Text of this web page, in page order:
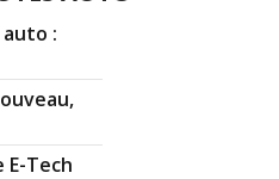
auto :
E-Tech